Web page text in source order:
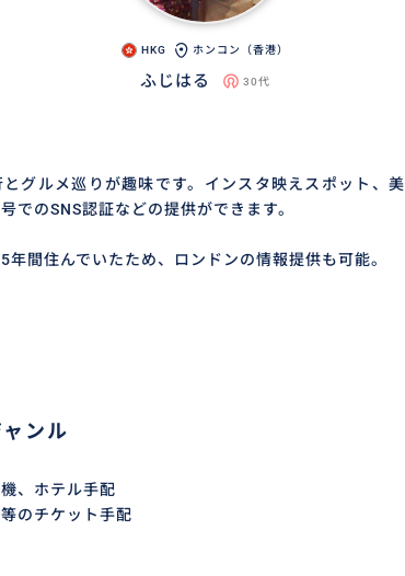
HKG ホンコン（香港）
ふじはる 30代
グルメ巡りが趣味です。インスタ映えスポット、
でのSNS認証などの提供ができます。
年間住んでいたため、ロンドンの情報提供も可能。
ンル
、ホテル手配
のチケット手配